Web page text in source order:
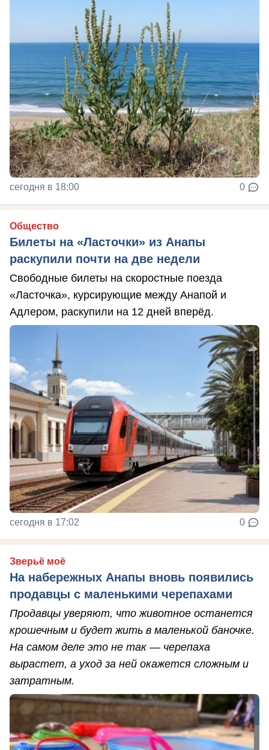
сегодня в 18:00 0
Общество
Билеты на «Ласточки» из Анапы
раскупили почти на две недели
Свободные билеты на скоростные поезда
«Ласточка», курсирующие между Анапой и
Адлером, раскупили на 12 дней вперёд.
сегодня в 17:02 0
Зверьё моё
На набережных Анапы вновь появились
продавцы с маленькими черепахами
Продавцы уверяют, что животное останется
крошечным и будет жить в маленькой баночке.
На самом деле это не так — черепаха
вырастет, а уход за ней окажется сложным и
затратным.